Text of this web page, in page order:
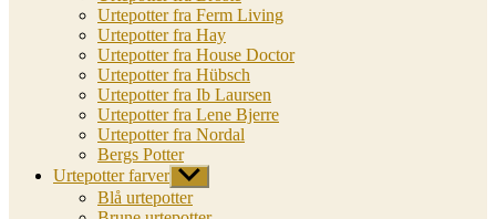
Urtepotter fra Ferm Living
Urtepotter fra Hay
Urtepotter fra House Doctor
Urtepotter fra Hübsch
Urtepotter fra Ib Laursen
Urtepotter fra Lene Bjerre
Urtepotter fra Nordal
Bergs Potter
Urtepotter farver Vis
undermenu
Blå urtepotter